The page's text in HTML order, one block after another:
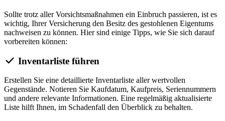
Sollte trotz aller Vorsichtsmaßnahmen ein Einbruch passieren, ist es
wichtig, Ihrer Versicherung den Besitz des gestohlenen Eigentums
nachweisen zu können. Hier sind einige Tipps, wie Sie sich darauf
vorbereiten können:
Inventarliste führen
Erstellen Sie eine detaillierte Inventarliste aller wertvollen
Gegenstände. Notieren Sie Kaufdatum, Kaufpreis, Seriennummern
und andere relevante Informationen. Eine regelmäßig aktualisierte
Liste hilft Ihnen, im Schadenfall den Überblick zu behalten.